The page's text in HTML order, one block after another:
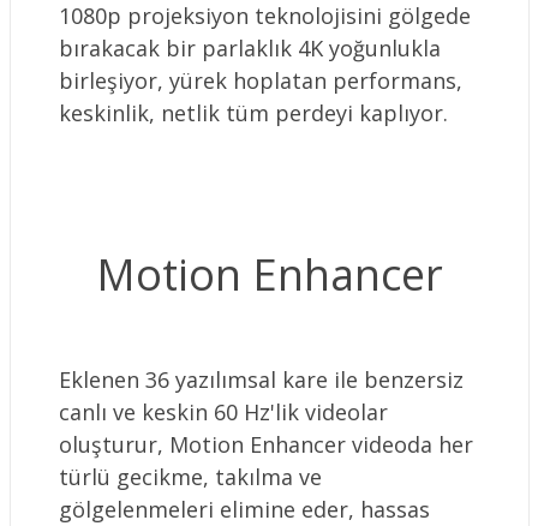
1080p projeksiyon teknolojisini gölgede
bırakacak bir parlaklık 4K yoğunlukla
birleşiyor, yürek hoplatan performans,
keskinlik, netlik tüm perdeyi kaplıyor.
Motion Enhancer
Eklenen 36 yazılımsal kare ile benzersiz
canlı ve keskin 60 Hz'lik videolar
oluşturur, Motion Enhancer videoda her
türlü gecikme, takılma ve
gölgelenmeleri elimine eder, hassas